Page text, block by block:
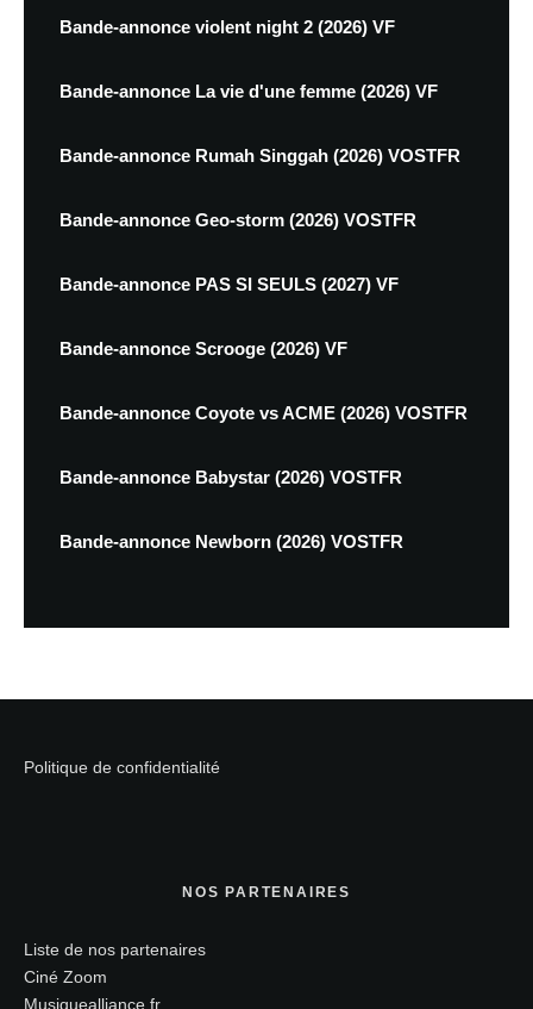
Bande-annonce violent night 2 (2026) VF
Bande-annonce La vie d'une femme (2026) VF
Bande-annonce Rumah Singgah (2026) VOSTFR
Bande-annonce Geo-storm (2026) VOSTFR
Bande-annonce PAS SI SEULS (2027) VF
Bande-annonce Scrooge (2026) VF
Bande-annonce Coyote vs ACME (2026) VOSTFR
Bande-annonce Babystar (2026) VOSTFR
Bande-annonce Newborn (2026) VOSTFR
Politique de confidentialité
NOS PARTENAIRES
Liste de nos partenaires
Ciné Zoom
Musiquealliance.fr